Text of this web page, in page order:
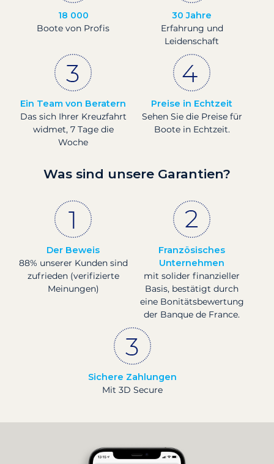
18 000
Boote von Profis
30 Jahre
Erfahrung und
Leidenschaft
Ein Team von Beratern
Das sich Ihrer Kreuzfahrt
widmet, 7 Tage die
Woche
Preise in Echtzeit
Sehen Sie die Preise für
Boote in Echtzeit.
Was sind unsere Garantien?
Der Beweis
88% unserer Kunden sind
zufrieden (verifizierte
Meinungen)
Französisches
Unternehmen
mit solider finanzieller
Basis, bestätigt durch
eine Bonitätsbewertung
der Banque de France.
Sichere Zahlungen
Mit 3D Secure